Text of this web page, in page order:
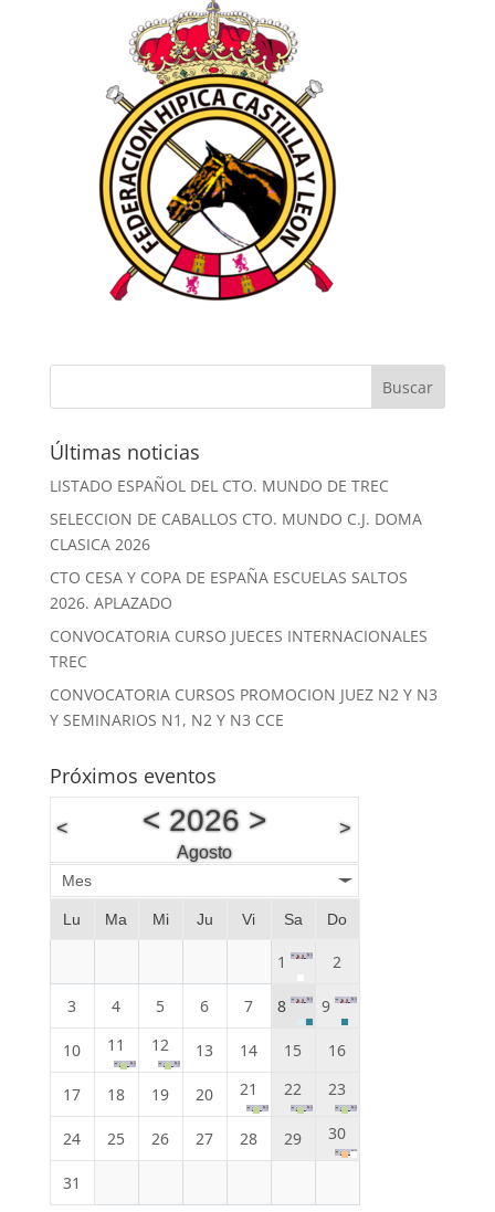
Últimas noticias
LISTADO ESPAÑOL DEL CTO. MUNDO DE TREC
SELECCION DE CABALLOS CTO. MUNDO C.J. DOMA
CLASICA 2026
CTO CESA Y COPA DE ESPAÑA ESCUELAS SALTOS
2026. APLAZADO
CONVOCATORIA CURSO JUECES INTERNACIONALES
TREC
CONVOCATORIA CURSOS PROMOCION JUEZ N2 Y N3
Y SEMINARIOS N1, N2 Y N3 CCE
Próximos eventos
< < 2026>
Agosto
>
Mes
Lu Ma Mi Ju Vi Sa Do
1 2
3 4 5 6 7 8 9
10 11 12 13 14 15 16
17 18 19 20 21 22 23
24 25 26 27 28 29 30
31